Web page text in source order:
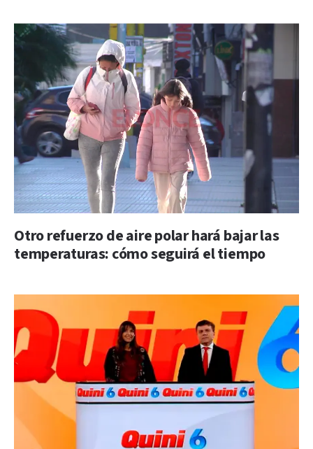
Otro refuerzo de aire polar hará bajar las
temperaturas: cómo seguirá el tiempo